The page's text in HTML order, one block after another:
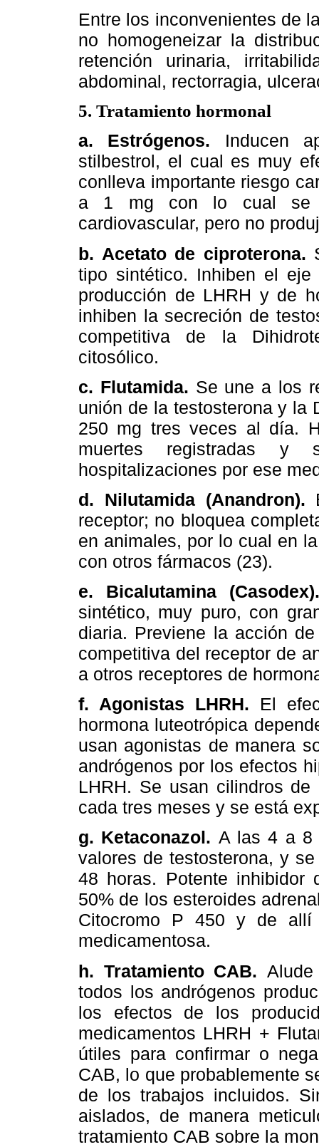
Entre los inconvenientes de
no homogeneizar la
retención urinaria,
abdominal, rectorragia,
5. Tratamiento hormonal
a. Estrógenos. Inducen
stilbestrol, el cual es muy
conlleva importante riesgo
a 1 mg con lo cual se
cardiovascular, pero no
b. Acetato de ciproterona.
tipo sintético. Inhiben el eje
producción de LHRH y de
inhiben la secreción de
competitiva de la
citosólico.
c. Flutamida. Se une a los
unión de la testosterona y la
250 mg tres veces al día.
muertes registradas y
hospitalizaciones por ese
d. Nilutamida (Anandron).
receptor; no bloquea
en animales, por lo cual en
con otros fármacos (23).
e.
Bicalutamina (Casodex).
sintético, muy puro, con
diaria. Previene la acción
competitiva del receptor de
a otros receptores de
f. Agonistas LHRH. El
hormona luteotrópica
usan agonistas de manera
andrógenos por los efectos
LHRH. Se usan cilindros
cada tres meses y se está
g. Ketaconazol. A las 4 a 8
valores de testosterona, y
48 horas. Potente inhibidor
50% de los esteroides
Citocromo P 450 y de allí
medicamentosa.
h. Tratamiento CAB.
todos los andrógenos
los efectos de los
medicamentos LHRH +
útiles para confirmar o
CAB, lo que probablemente
de los trabajos incluidos.
aislados, de manera
tratamiento CAB sobre la